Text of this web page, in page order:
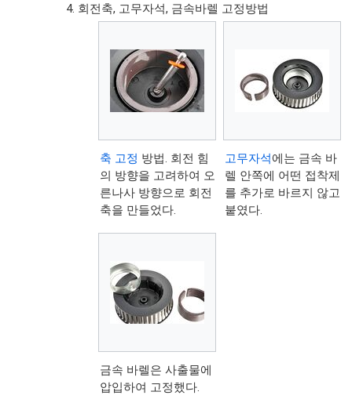
회전축, 고무자석, 금속바렐 고정방법
축 고정 방법. 회전 힘
의 방향을 고려하여 오
른나사 방향으로 회전
축을 만들었다.
고무자석에는 금속 바
렐 안쪽에 어떤 접착제
를 추가로 바르지 않고
붙였다.
금속 바렐은 사출물에
압입하여 고정했다.